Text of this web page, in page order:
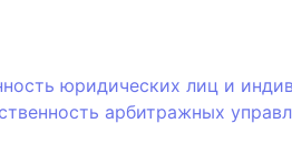
юридических лиц и
арбитражных